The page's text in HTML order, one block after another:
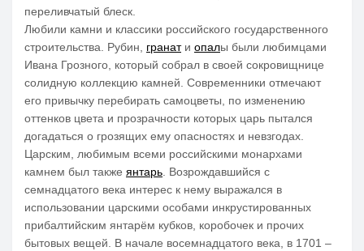
переливчатый блеск.
Любили камни и классики российского государственного
строительства. Рубин, гранати опалы были любимцами
Ивана Грозного, который собрал в своей сокровищнице
солидную коллекцию камней. Современники отмечают
его привычку перебирать самоцветы, по изменению
оттенков цвета и прозрачности которых царь пытался
догадаться о грозящих ему опасностях и невзгодах.
Царским, любимым всеми российскими монархами
камнем был также янтарь. Возрождавшийся с
семнадцатого века интерес к нему выражался в
использовании царскими особами инкрустированных
прибалтийским янтарём кубков, коробочек и прочих
бытовых вещей. В начале восемнадцатого века, в 1701 –